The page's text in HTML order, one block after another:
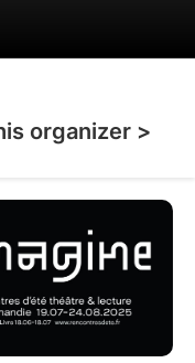
organizer >